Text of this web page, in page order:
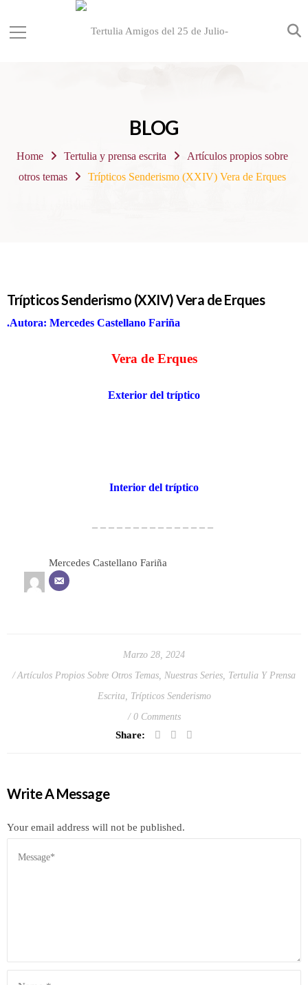
BLOG
Home Tertulia y prensa escrita
Artículos propios sobre
otros temas
Trípticos Senderismo (XXIV) Vera de Erques
Trípticos Senderismo (XXIV) Vera de Erques
.Autora: Mercedes Castellano Fariña
Vera de Erques
Exterior del tríptico
Interior del tríptico
– – – – – – – – – – – – – – –
Mercedes Castellano Fariña
Marzo 28, 2024
Artículos Propios Sobre Otros Temas Nuestras Series Tertulia Y Prensa
Escrita, Trípticos Senderismo
0 Comments
Share:
Write A Message
Your email address will not be published.